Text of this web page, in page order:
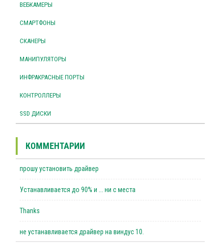
ВЕБКАМЕРЫ
СМАРТФОНЫ
СКАНЕРЫ
МАНИПУЛЯТОРЫ
ИНФРАКРАСНЫЕ ПОРТЫ
КОНТРОЛЛЕРЫ
SSD ДИСКИ
КОММЕНТАРИИ
прошу установить драйвер
Устанавливается до 90% и ... ни с места
Thanks
не устанавливается драйвер на виндус 10.